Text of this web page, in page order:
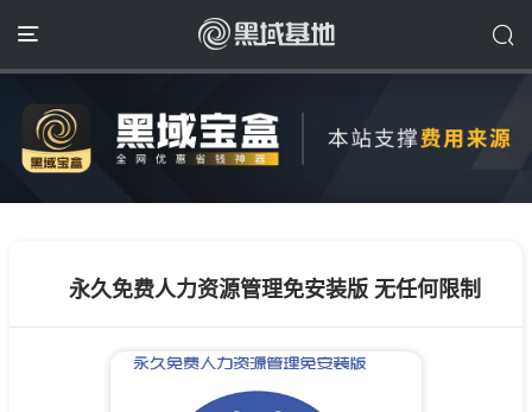
永久免费人力资源管理免安装版 无任何限制